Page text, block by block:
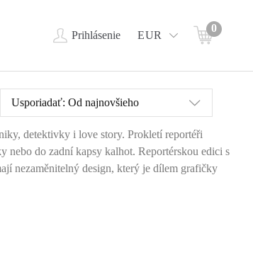
Prihlásenie EUR
0
detektivky i love story. Prokletí reportéři
nebo do zadní kapsy kalhot. Reportérskou edici s
nezaměnitelný design, který je dílem grafičky
Usporiadať: Od najnovšieho